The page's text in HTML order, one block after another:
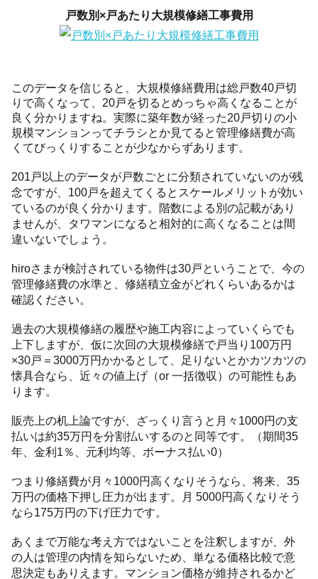
戸数別×戸あたり大規模修繕工事費用
このデータを信じると、大規模修繕費用は総戸数40戸切
りで高くなって、20戸を切るとめっちゃ高くなることが
良く分かりますね。実際に築年数が経った20戸切りの小
規模マンションってチラシとか見てると管理修繕費が高
くてびっくりすることが少なからずあります。
201戸以上のデータが戸数ごとに分類されていないのが残
念ですが、100戸を超えてくるとスケールメリットが効い
ているのが良く分かります。階数による別の記載があり
ませんが、タワマンになると相対的に高くなることは間
違いないでしょう。
hiroさまが検討されている物件は30戸ということで、今の
管理修繕費の水準と、修繕積立金がどれくらいあるかは
確認ください。
過去の大規模修繕の履歴や施工内容によっていくらでも
上下しますが、仮に次回の大規模修繕で戸当り100万円
×30戸＝3000万円かかるとして、足りないとかカツカツの
懐具合なら、近々の値上げ（or 一括徴収）の可能性もあ
ります。
販売上の机上論ですが、ざっくり言うと月々1000円の支
払いは約35万円を分割払いするのと同等です。（期間35
年、金利1％、元利均等、ボーナス払い0）
つまり修繕費が月々1000円高くなりそうなら、将来、35
万円の価格下押し圧力が出ます。月 5000円高くなりそう
なら175万円の下げ圧力です。
あくまで万能な考え方ではないことを注釈しますが、外
の人は管理の内情を知らないため、単なる価格比較で意
思決定もありえます。マンション価格が維持されるかど